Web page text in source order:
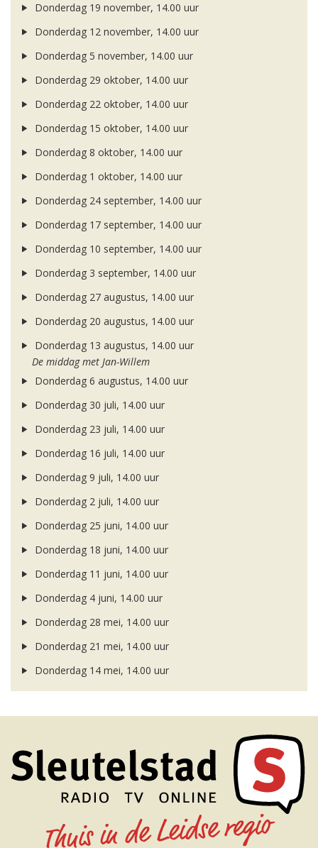
Donderdag 19 november, 14.00 uur
Donderdag 12 november, 14.00 uur
Donderdag 5 november, 14.00 uur
Donderdag 29 oktober, 14.00 uur
Donderdag 22 oktober, 14.00 uur
Donderdag 15 oktober, 14.00 uur
Donderdag 8 oktober, 14.00 uur
Donderdag 1 oktober, 14.00 uur
Donderdag 24 september, 14.00 uur
Donderdag 17 september, 14.00 uur
Donderdag 10 september, 14.00 uur
Donderdag 3 september, 14.00 uur
Donderdag 27 augustus, 14.00 uur
Donderdag 20 augustus, 14.00 uur
Donderdag 13 augustus, 14.00 uur
De middag met Jan-Willem
Donderdag 6 augustus, 14.00 uur
Donderdag 30 juli, 14.00 uur
Donderdag 23 juli, 14.00 uur
Donderdag 16 juli, 14.00 uur
Donderdag 9 juli, 14.00 uur
Donderdag 2 juli, 14.00 uur
Donderdag 25 juni, 14.00 uur
Donderdag 18 juni, 14.00 uur
Donderdag 11 juni, 14.00 uur
Donderdag 4 juni, 14.00 uur
Donderdag 28 mei, 14.00 uur
Donderdag 21 mei, 14.00 uur
Donderdag 14 mei, 14.00 uur